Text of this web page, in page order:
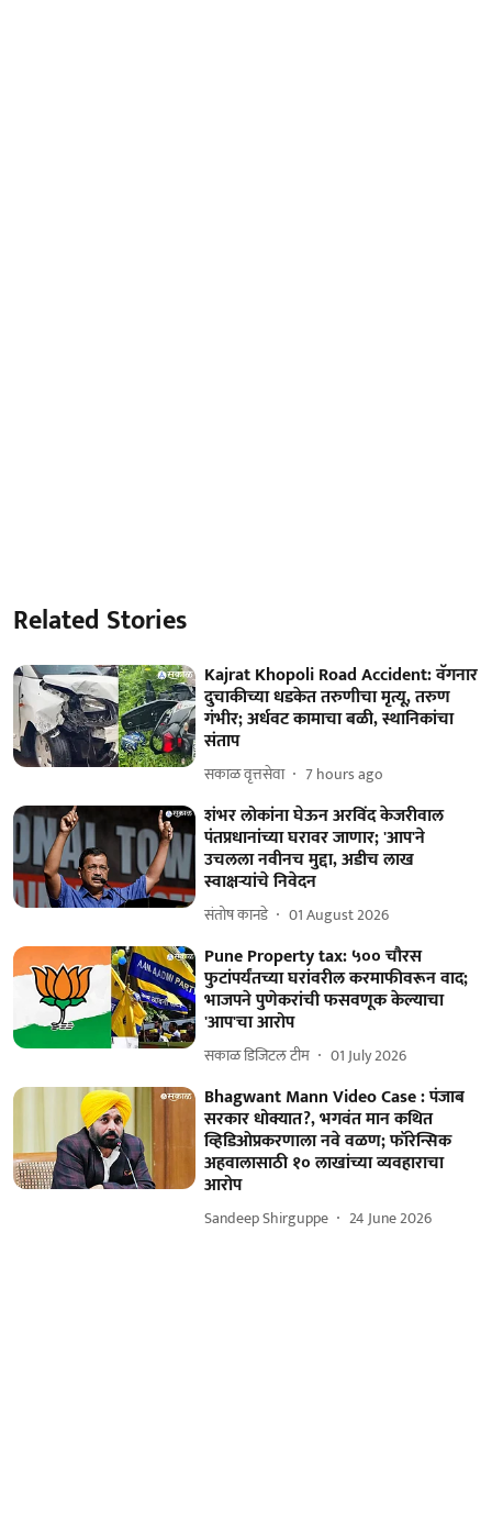
Related Stories
Kajrat Khopoli Road Accident: वॅगनार
दुचाकीच्या धडकेत तरुणीचा मृत्यू, तरुण
गंभीर; अर्धवट कामाचा बळी, स्थानिकांचा
संताप
सकाळ वृत्तसेवा 7 hours ago
शंभर लोकांना घेऊन अरविंद केजरीवाल
पंतप्रधानांच्या घरावर जाणार; 'आप'ने
उचलला नवीनच मुद्दा, अडीच लाख
स्वाक्षऱ्यांचे निवेदन
संतोष कानडे 01 August 2026
Pune Property tax: ५०० चौरस
फुटांपर्यंतच्या घरांवरील करमाफीवरून वाद;
भाजपने पुणेकरांची फसवणूक केल्याचा
'आप'चा आरोप
सकाळ डिजिटल टीम 01 July 2026
Bhagwant Mann Video Case : पंजाब
सरकार धोक्यात?, भगवंत मान कथित
व्हिडिओप्रकरणाला नवे वळण; फॉरेन्सिक
अहवालासाठी १० लाखांच्या व्यवहाराचा
आरोप
Sandeep Shirguppe 24 June 2026